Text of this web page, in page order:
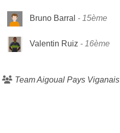
Bruno Barral 15ème
Valentin Ruiz 16ème
Team Aigoual Pays Viganais